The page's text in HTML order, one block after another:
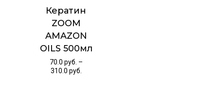
Кератин
ZOOM
AMAZON
OILS 500мл
70.0 руб. –
310.0 руб.